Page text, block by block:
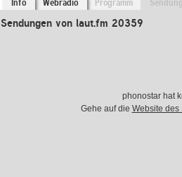
Info Webradio Programm
Sendungen von laut.fm 20359
phonostar hat
Gehe auf die Website des